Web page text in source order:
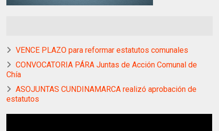
VENCE PLAZO para reformar estatutos comunales
CONVOCATORIA PÁRA Juntas de Acción Comunal de
Chía
ASOJUNTAS CUNDINAMARCA realizó aprobación de
estatutos